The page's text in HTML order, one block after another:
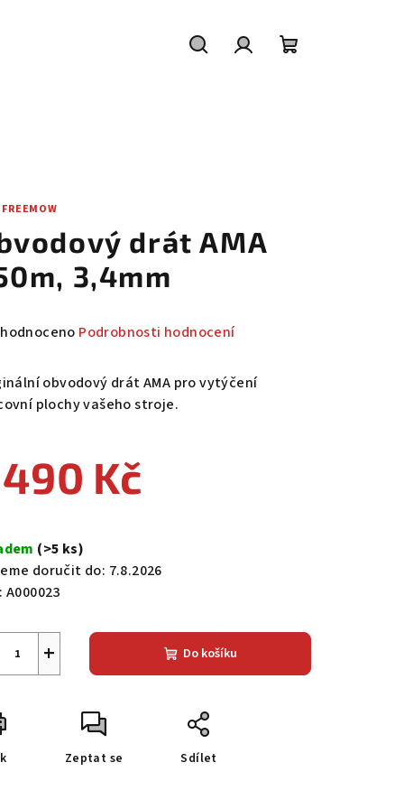
drát AMA
3,4mm
Podrobnosti hodnocení
obvodový drát AMA pro vytýčení
plochy vašeho stroje.
Kč
(>5 ks)
doručit do: 7.8.2026
A000023
+ Do košíku
Zeptat se Sdílet